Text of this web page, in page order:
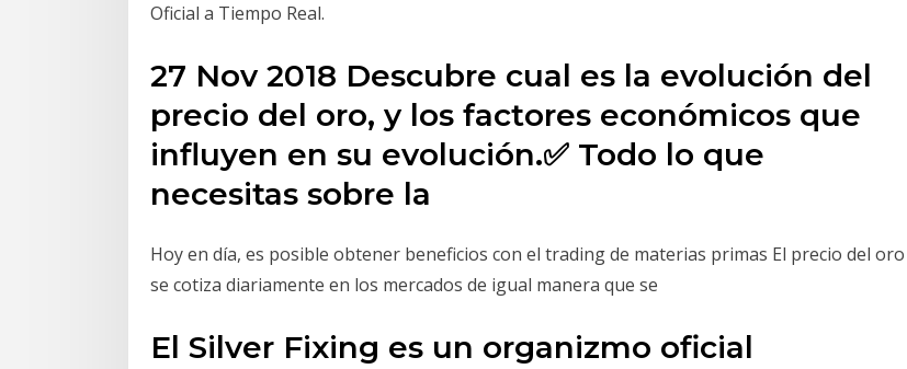
Oficial a Tiempo Real.
27 Nov 2018 Descubre cual es la evolución del
precio del oro, y los factores económicos que
influyen en su evolución.✅ Todo lo que
necesitas sobre la
Hoy en día, es posible obtener beneficios con el trading de materias primas El precio del oro
se cotiza diariamente en los mercados de igual manera que se
El Silver Fixing es un organizmo oficial